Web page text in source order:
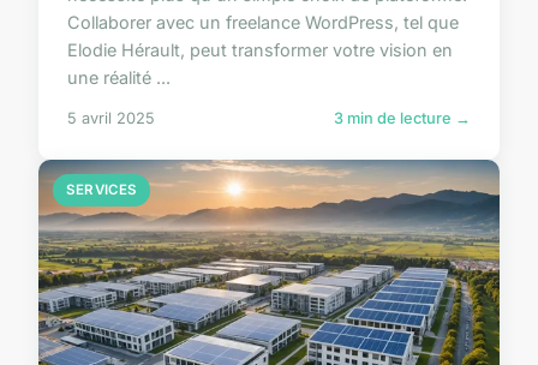
Collaborer avec un freelance WordPress, tel que
Elodie Hérault, peut transformer votre vision en
une réalité ...
5 avril 2025 3 min de lecture →
SERVICES